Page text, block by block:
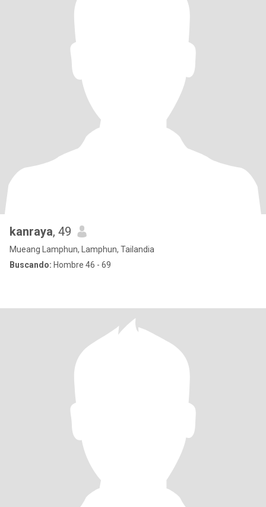
kanraya, 49
Mueang Lamphun, Lamphun, Tailandia
Buscando: Hombre 46 - 69